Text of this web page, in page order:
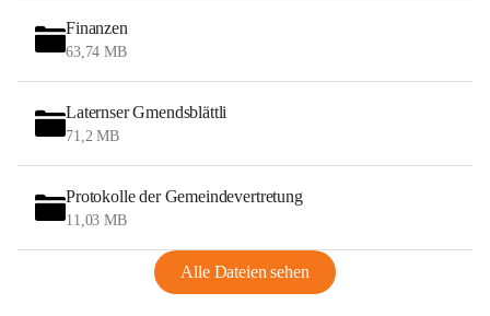
Finanzen
63,74 MB
Laternser Gmendsblättli
71,2 MB
Protokolle der Gemeindevertretung
11,03 MB
Alle Dateien sehen